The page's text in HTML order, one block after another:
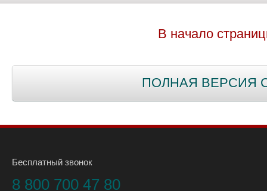
В начало
ПОЛНАЯ ВЕРСИЯ
Бесплатный звонок
8 800 700 47 80